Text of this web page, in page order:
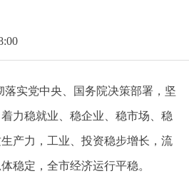
落实党中央、国务院决策部署，坚
力稳就业、稳企业、稳市场、稳
产力，工业、投资稳步增长，流
稳定，全市经济运行平稳。